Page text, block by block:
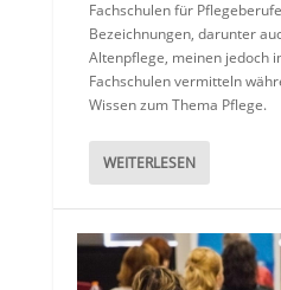
Fachschulen für
Bezeichnungen, darunter
Altenpflege, meinen jedoch
Fachschulen vermitteln
Wissen zum Thema Pflege.
WEITERLESEN